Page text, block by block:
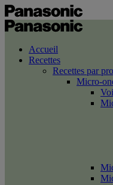
Accueil
Recettes
Recettes par
Micro-